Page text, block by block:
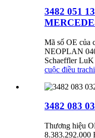
3482 051
Mã số OE của
NEOPLAN
Schaeffler
cuộc điều tra
3482 083
Thương hiệu
8.383.292.000